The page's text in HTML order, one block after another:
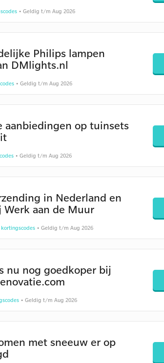
• Geldig t/m Aug 2026
Philips lampen
DMlights.nl
• Geldig t/m Aug 2026
aanbiedingen op tuinsets
• Geldig t/m Aug 2026
in Nederland en
aan de Muur
• Geldig t/m Aug 2026
nu nog goedkoper bij
• Geldig t/m Aug 2026
met sneeuw er op